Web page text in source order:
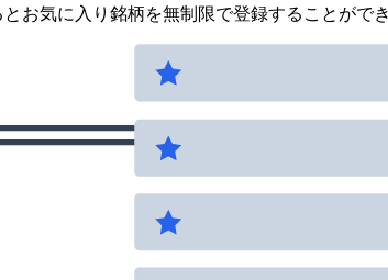
お気に入り銘柄を無制限で登録することがで